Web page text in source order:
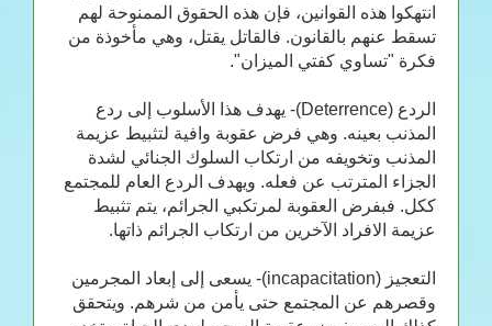
انتهكوا هذه القوانين، فإن هذه الحقوق الممنوحة لهم
تسقط عنهم بالقانون. فالقاتل يقتل، وهي مأخوذة من
فكرة "تساوي كفتي الميزان".
الردع (Deterrence)- يهدف هذا الأسلوب إلى ردع
المذنب بعينه. وهي فرض عقوبة وافية لتثبيط عزيمة
المذنب وتخويفه من ارتكاب السلوك الجنائي لشدة
الجزاء المترتب عن فعله. ويهدف الردع العام للمجتمع
ككل. فبفرض العقوبة لمرتكبي الجرائم، يتم تثبيط
عزيمة الافراد الآخرين من ارتكاب الجرائم ذاتها.
التعجيز (incapacitation)- يسعى إلى إبعاد المجرمين
وقصرهم عن المجتمع حتى يأمن من شرهم. ويتحقق